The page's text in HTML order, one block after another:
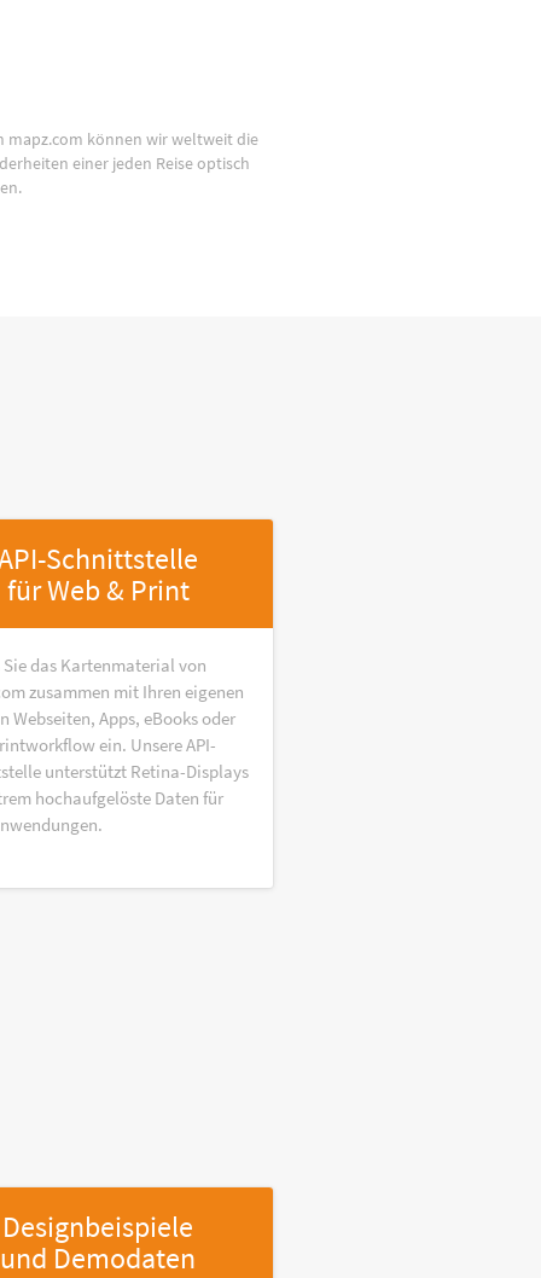
mapz.com können wir weltweit die
einer jeden Reise optisch
Schnittstelle
für Web & Print
das Kartenmaterial von
zusammen mit Ihren eigenen
Webseiten, Apps, eBooks oder
ein. Unsere API-
unterstützt Retina-Displays
hochaufgelöste Daten für
Designbeispiele
und Demodaten